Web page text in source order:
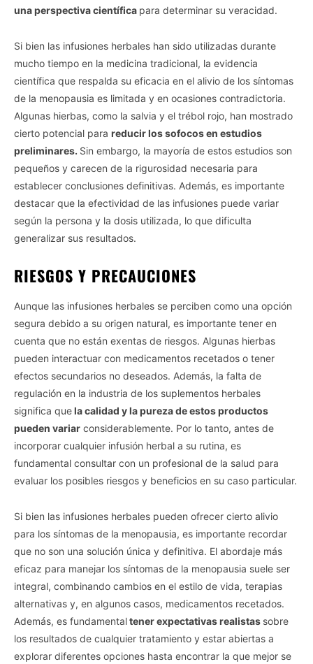
una perspectiva científica para determinar su veracidad.
Si bien las infusiones herbales han sido utilizadas durante
mucho tiempo en la medicina tradicional, la evidencia
científica que respalda su eficacia en el alivio de los síntomas
de la menopausia es limitada y en ocasiones contradictoria.
Algunas hierbas, como la salvia y el trébol rojo, han mostrado
cierto potencial para reducir los sofocos en estudios
preliminares. Sin embargo, la mayoría de estos estudios son
pequeños y carecen de la rigurosidad necesaria para
establecer conclusiones definitivas. Además, es importante
destacar que la efectividad de las infusiones puede variar
según la persona y la dosis utilizada, lo que dificulta
generalizar sus resultados.
RIESGOS Y PRECAUCIONES
Aunque las infusiones herbales se perciben como una opción
segura debido a su origen natural, es importante tener en
cuenta que no están exentas de riesgos. Algunas hierbas
pueden interactuar con medicamentos recetados o tener
efectos secundarios no deseados. Además, la falta de
regulación en la industria de los suplementos herbales
significa quela calidad y la pureza de estos productos
pueden variar considerablemente. Por lo tanto, antes de
incorporar cualquier infusión herbal a su rutina, es
fundamental consultar con un profesional de la salud para
evaluar los posibles riesgos y beneficios en su caso particular.
Si bien las infusiones herbales pueden ofrecer cierto alivio
para los síntomas de la menopausia, es importante recordar
que no son una solución única y definitiva. El abordaje más
eficaz para manejar los síntomas de la menopausia suele ser
integral, combinando cambios en el estilo de vida, terapias
alternativas y, en algunos casos, medicamentos recetados.
Además, es fundamentaltener expectativas realistas sobre
los resultados de cualquier tratamiento y estar abiertas a
explorar diferentes opciones hasta encontrar la que mejor se